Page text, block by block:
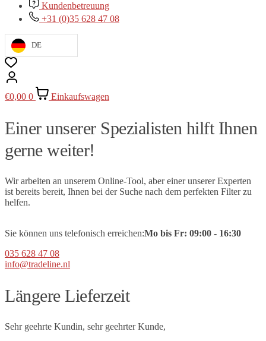
Kundenbetreuung
+31 (0)35 628 47 08
DE
€0,00 0 Einkaufswagen
Einer unserer Spezialisten hilft Ihnen
gerne weiter!
Wir arbeiten an unserem Online-Tool, aber einer unserer Experten
ist bereits bereit, Ihnen bei der Suche nach dem perfekten Filter zu
helfen.
Sie können uns telefonisch erreichen:Mo bis Fr: 09:00 - 16:30
035 628 47 08
info@tradeline.nl
Längere Lieferzeit
Sehr geehrte Kundin, sehr geehrter Kunde,